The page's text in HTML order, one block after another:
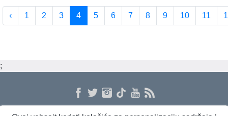
‹ 1 2 3 4 5 6 7 8 9 10 11
;